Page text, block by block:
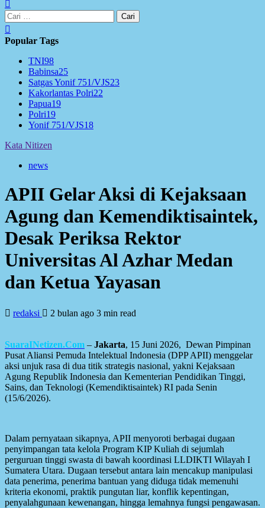
Cari
untuk:
Popular Tags
TNI98
Babinsa25
Satgas Yonif 751/VJS23
Kakorlantas Polri22
Papua19
Polri19
Yonif 751/VJS18
Kata Nitizen
news
APII Gelar Aksi di Kejaksaan
Agung dan Kemendiktisaintek,
Desak Periksa Rektor
Universitas Al Azhar Medan
dan Ketua Yayasan
redaksi 2 bulan ago 3 min read
SuaraINetizen.Com – Jakarta, 15 Juni 2026, Dewan Pimpinan
Pusat Aliansi Pemuda Intelektual Indonesia (DPP APII) menggelar
aksi unjuk rasa di dua titik strategis nasional, yakni Kejaksaan
Agung Republik Indonesia dan Kementerian Pendidikan Tinggi,
Sains, dan Teknologi (Kemendiktisaintek) RI pada Senin
(15/6/2026).
Dalam pernyataan sikapnya, APII menyoroti berbagai dugaan
penyimpangan tata kelola Program KIP Kuliah di sejumlah
perguruan tinggi swasta di bawah koordinasi LLDIKTI Wilayah I
Sumatera Utara. Dugaan tersebut antara lain mencakup manipulasi
data penerima, penerima bantuan yang diduga tidak memenuhi
kriteria ekonomi, praktik pungutan liar, konflik kepentingan,
penyalahgunaan kewenangan, hingga lemahnya fungsi pengawasan.